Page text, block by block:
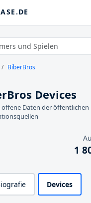
BiberBros
Devices
offene Daten der öffentlichen
1
Devices